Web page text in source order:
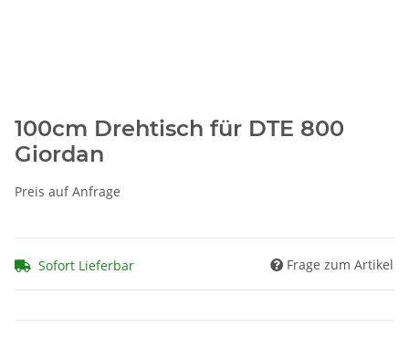
100cm Drehtisch für DTE 800
Giordan
Preis auf Anfrage
Sofort Lieferbar Frage zum Artikel